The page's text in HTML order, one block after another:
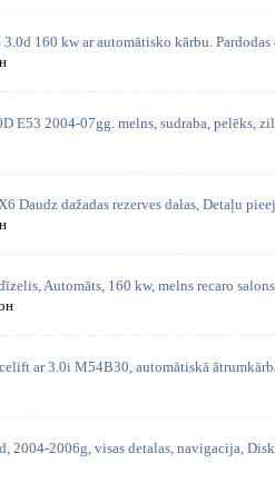
160 kw ar automātisko kārbu. Pardodas
E53 2004-07gg. melns, sudraba, pelēks,
Daudz dažadas rezerves dałas, Detaļu
Automāts, 160 kw, melns recaro
ar 3.0i M54B30, automātiskā
2004-2006g, visas detalas, navigacija,